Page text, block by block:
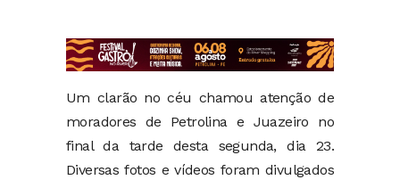
Um clarão no céu chamou atenção de
moradores de Petrolina e Juazeiro no
final da tarde desta segunda, dia 23.
Diversas fotos e vídeos foram divulgados